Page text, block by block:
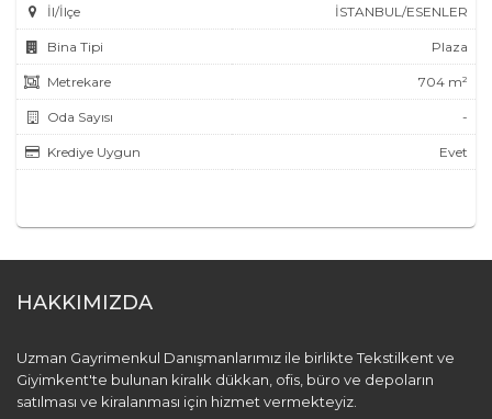
İl/İlçe İSTANBUL/ESENLER
Bina Tipi Plaza
Metrekare 704 m²
Oda Sayısı -
Krediye Uygun Evet
HAKKIMIZDA
Uzman Gayrimenkul Danışmanlarımız ile birlikte Tekstilkent ve
Giyimkent'te bulunan kiralık dükkan, ofis, büro ve depoların
satılması ve kiralanması için hizmet vermekteyiz.